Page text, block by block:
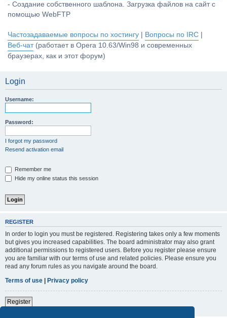
- Создание собственного шаблона. Загрузка файлов на сайт с
помощью WebFTP
Частозадаваемые вопросы по хостингу Вопросы по IRC
Веб-чат(работает в Opera 10.63/Win98 и современных
браузерах, как и этот форум)
Login
Username:
Password:
I forgot my password
Resend activation email
Remember me
Hide my online status this session
REGISTER
In order to login you must be registered. Registering takes only a few moments
but gives you increased capabilities. The board administrator may also grant
additional permissions to registered users. Before you register please ensure
you are familiar with our terms of use and related policies. Please ensure you
read any forum rules as you navigate around the board.
Terms of use | Privacy policy
Register